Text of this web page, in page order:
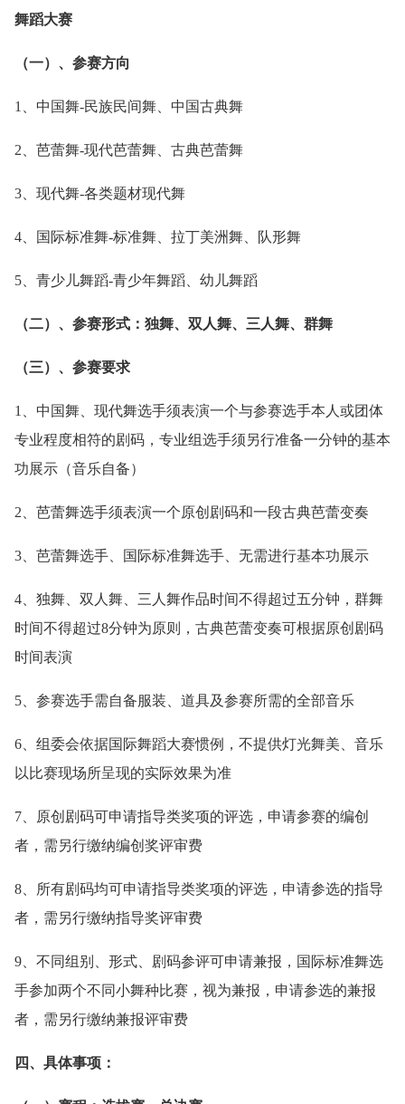
舞蹈大赛
（一）、参赛方向
1、中国舞-民族民间舞、中国古典舞
2、芭蕾舞-现代芭蕾舞、古典芭蕾舞
3、现代舞-各类题材现代舞
4、国际标准舞-标准舞、拉丁美洲舞、队形舞
5、青少儿舞蹈-青少年舞蹈、幼儿舞蹈
（二）、参赛形式：独舞、双人舞、三人舞、群舞
（三）、参赛要求
1、中国舞、现代舞选手须表演一个与参赛选手本人或团体
专业程度相符的剧码，专业组选手须另行准备一分钟的基本
功展示（音乐自备）
2、芭蕾舞选手须表演一个原创剧码和一段古典芭蕾变奏
3、芭蕾舞选手、国际标准舞选手、无需进行基本功展示
4、独舞、双人舞、三人舞作品时间不得超过五分钟，群舞
时间不得超过8分钟为原则，古典芭蕾变奏可根据原创剧码
时间表演
5、参赛选手需自备服装、道具及参赛所需的全部音乐
6、组委会依据国际舞蹈大赛惯例，不提供灯光舞美、音乐
以比赛现场所呈现的实际效果为准
7、原创剧码可申请指导类奖项的评选，申请参赛的编创
者，需另行缴纳编创奖评审费
8、所有剧码均可申请指导类奖项的评选，申请参选的指导
者，需另行缴纳指导奖评审费
9、不同组别、形式、剧码参评可申请兼报，国际标准舞选
手参加两个不同小舞种比赛，视为兼报，申请参选的兼报
者，需另行缴纳兼报评审费
四、具体事项：